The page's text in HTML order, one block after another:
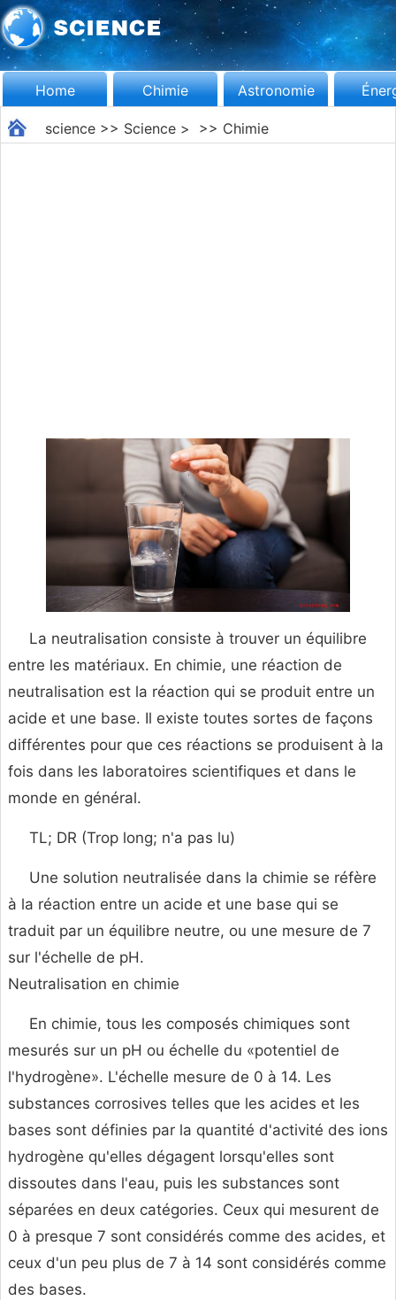
Home Chimie Astronomie
science>> Science> >> Chimie
La neutralisation consiste à trouver un équilibre
entre les matériaux. En chimie, une réaction de
neutralisation est la réaction qui se produit entre un
acide et une base. Il existe toutes sortes de façons
différentes pour que ces réactions se produisent à la
fois dans les laboratoires scientifiques et dans le
monde en général.
TL; DR (Trop long; n'a pas lu)
Une solution neutralisée dans la chimie se réfère
à la réaction entre un acide et une base qui se
traduit par un équilibre neutre, ou une mesure de 7
sur l'échelle de pH.
Neutralisation en chimie
En chimie, tous les composés chimiques sont
mesurés sur un pH ou échelle du «potentiel de
l'hydrogène». L'échelle mesure de 0 à 14. Les
substances corrosives telles que les acides et les
bases sont définies par la quantité d'activité des ions
hydrogène qu'elles dégagent lorsqu'elles sont
dissoutes dans l'eau, puis les substances sont
séparées en deux catégories. Ceux qui mesurent de
0 à presque 7 sont considérés comme des acides, et
ceux d'un peu plus de 7 à 14 sont considérés comme
des bases.